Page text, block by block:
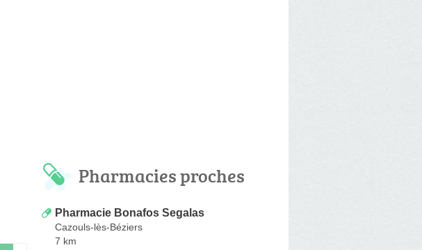
Pharmacies proches
Pharmacie Bonafos Segalas
Cazouls-lès-Béziers
7 km